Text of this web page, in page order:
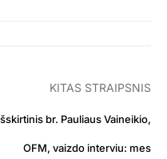
KITAS STRAIPSNIS
br. Pauliaus Vaineikio,
OFM, vaizdo interviu: mes